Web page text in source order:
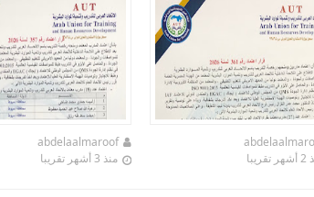
abdelaalmaroof
منذ 3 أشهر تقريبا